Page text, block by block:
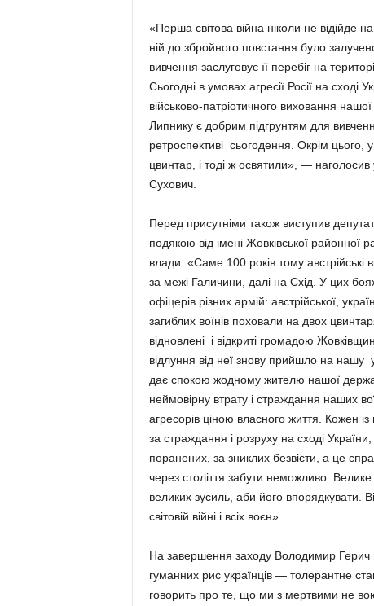
«Перша світова війна ніколи не відійде
ній до збройного повстання було
вивчення заслуговує її перебіг на
Сьогодні в умовах агресії Росії на сході
військово-патріотичного виховання
Липнику є добрим підгрунтям для
ретроспективі сьогодення. Окрім
цвинтар, і тоді ж освятили», —
Сухович.
Перед присутніми також виступив
подякою від імені Жовківської районної
влади: «Саме 100 років тому австрійські
за межі Галичини, далі на Схід. У цих
офіцерів різних армій: австрійської,
загиблих воїнів поховали на двох
відновлені і відкриті громадою
відлуння від неї знову прийшло на нашу
дає спокою жодному жителю нашої
неймовірну втрату і страждання наших
агресорів ціною власного життя. Кожен
за страждання і розруху на сході
поранених, за зниклих безвісти, а це
через століття забути неможливо.
великих зусиль, аби його впорядкувати.
світовій війні і всіх воєн».
На завершення заходу Володимир Герич
гуманних рис українців — толерантне
говорить про те, що ми з мертвими не